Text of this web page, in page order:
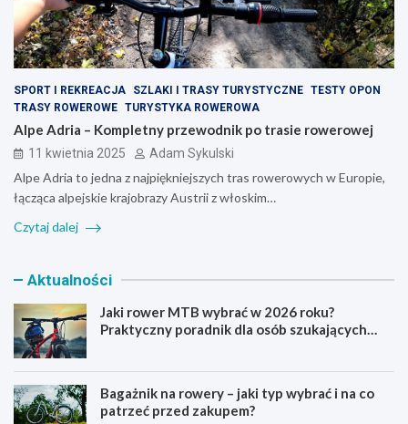
SPORT I REKREACJA SZLAKI I TRASY TURYSTYCZNE TESTY OPON
TRASY ROWEROWE TURYSTYKA ROWEROWA
Alpe Adria – Kompletny przewodnik po trasie rowerowej
11 kwietnia 2025 Adam Sykulski
Alpe Adria to jedna z najpiękniejszych tras rowerowych w Europie,
łącząca alpejskie krajobrazy Austrii z włoskim…
Czytaj dalej
Aktualności
Jaki rower MTB wybrać w 2026 roku?
Praktyczny poradnik dla osób szukających
Bagażnik na rowery – jaki typ wybrać i na co
patrzeć przed zakupem?